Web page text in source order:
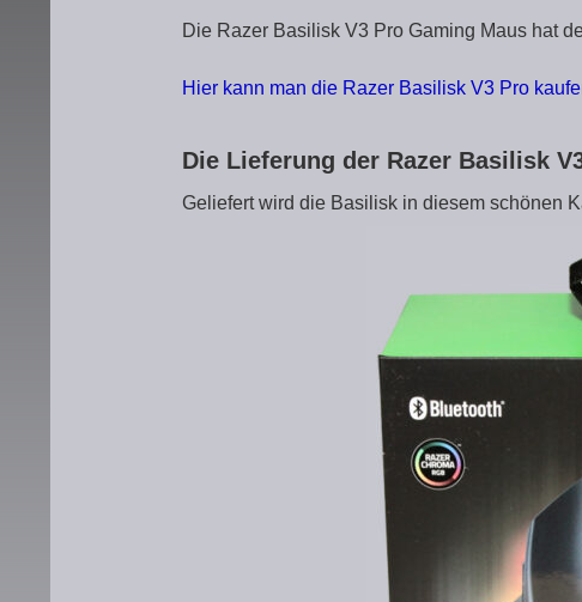
Die Razer Basilisk V3 Pro Gaming Maus hat
Hier kann man die Razer Basilisk V3 Pro
Die Lieferung der Razer Basilisk
Geliefert wird die Basilisk in diesem schönen